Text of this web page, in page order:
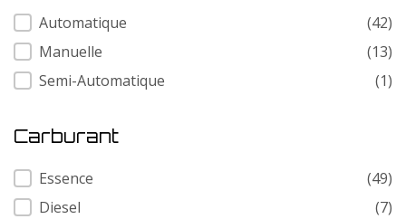
Transmission
Automatique
(42)
Manuelle
(13)
Semi-Automatique
(1)
Carburant
Carburant
Essence
(49)
Diesel
(7)